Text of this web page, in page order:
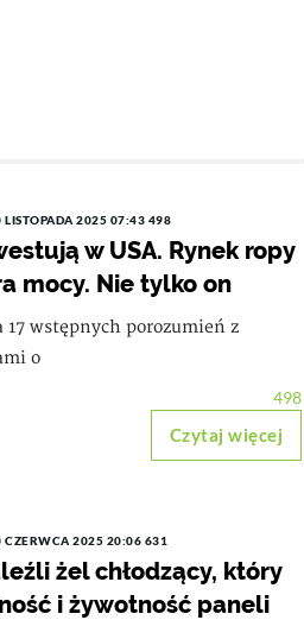
LISTOPADA 2025 07:43 498
w USA. Rynek ropy
mocy. Nie tylko on
17 wstępnych porozumień z
o
498
Czytaj więcej
CZERWCA 2025 20:06 631
żel chłodzący, który
i żywotność paneli